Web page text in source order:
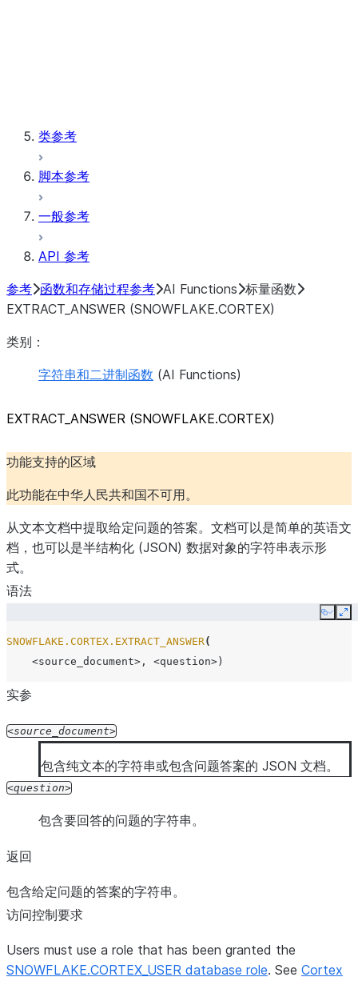
类参考
脚本参考
一般参考
API 参考
参考 函数和存储过程参考 AI Functions 标量函数
EXTRACT_ANSWER (SNOWFLAKE.CORTEX)
类别：
字符串和二进制函数 (AI Functions)
EXTRACT_ ANSWER (SNOWFLAKE.CORTEX)
功能支持的区域
此功能在中华人民共和国不可用。
从文本文档中提取给定问题的答案。文档可以是简单的英语文
档，也可以是半结构化 (JSON) 数据对象的字符串表示形
式。
语法
Copy
SNOWFLAKE.CORTEX.EXTRACT_ANSWER(
<source_document> , <question> )
实参
source_document
包含纯文本的字符串或包含问题答案的 JSON 文档。
question
包含要回答的问题的字符串。
返回
包含给定问题的答案的字符串。
访问控制要求
Users must use a role that has been granted the
SNOWFLAKE.CORTEX_USER database role. See Cortex